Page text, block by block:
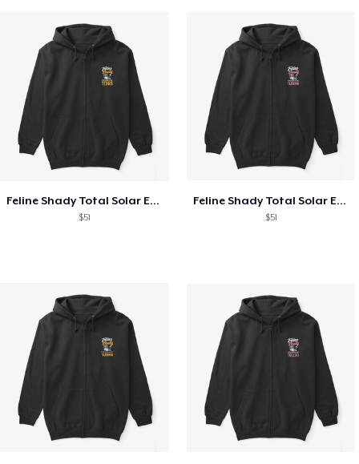
Feline Shady Total Solar Eclipse Texas
$51
Feline Shady Total Solar Eclipse Tijuana
$51